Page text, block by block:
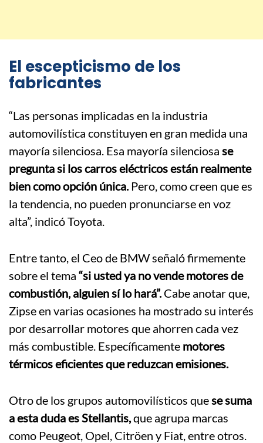
El escepticismo de los
fabricantes
“Las personas implicadas en la industria
automovilística constituyen en gran medida una
mayoría silenciosa. Esa mayoría silenciosa se
pregunta si los carros eléctricos están realmente
bien como opción única. Pero, como creen que es
la tendencia, no pueden pronunciarse en voz
alta”, indicó Toyota.
Entre tanto, el Ceo de BMW señaló firmemente
sobre el tema “si usted ya no vende motores de
combustión, alguien sí lo hará”. Cabe anotar que,
Zipse en varias ocasiones ha mostrado su interés
por desarrollar motores que ahorren cada vez
más combustible. Específicamente motores
térmicos eficientes que reduzcan emisiones.
Otro de los grupos automovilísticos que se suma
a esta duda es Stellantis,que agrupa marcas
como Peugeot, Opel, Citröen y Fiat, entre otros.